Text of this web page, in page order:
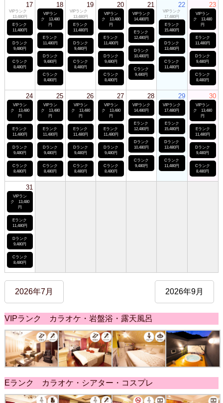
17
VIPランク
13,480円
Eランク
11,480円
Dランク
9,480円
Cランク
8,480円
18
VIPラン
ク 13,480
円
Eランク
11,480円
Dランク
9,480円
Cランク
8,480円
19
VIPランク
13,480円
Eランク
11,480円
Dランク
9,480円
Cランク
8,480円
20
VIPラン
ク 13,480
円
Eランク
11,480円
Dランク
9,480円
Cランク
8,480円
21
VIPランク
14,480円
Eランク
12,480円
Dランク
10,480円
Cランク
9,480円
22
VIPランク
17,480円
Eランク
15,480円
Dランク
13,480円
Cランク
11,480円
23
VIPラン
ク 13,480
円
Eランク
11,480円
Dランク
9,480円
Cランク
8,480円
24
VIPラン
ク 13,480
円
Eランク
11,480円
Dランク
9,480円
Cランク
8,480円
25
VIPラン
ク 13,480
円
Eランク
11,480円
Dランク
9,480円
Cランク
8,480円
26
VIPラン
ク 13,480
円
Eランク
11,480円
Dランク
9,480円
Cランク
8,480円
27
VIPラン
ク 13,480
円
Eランク
11,480円
Dランク
9,480円
Cランク
8,480円
28
VIPランク
14,480円
Eランク
12,480円
Dランク
10,480円
Cランク
9,480円
29
VIPランク
17,480円
Eランク
15,480円
Dランク
13,480円
Cランク
11,480円
30
VIPラン
ク 13,480
円
Eランク
11,480円
Dランク
9,480円
Cランク
8,480円
31
VIPラン
ク 13,480
円
Eランク
11,480円
Dランク
9,480円
Cランク
8,480円
2026年7月 2026年9月
VIPランク カラオケ・岩盤浴・露天風呂
Eランク カラオケ・シアター・コスプレ